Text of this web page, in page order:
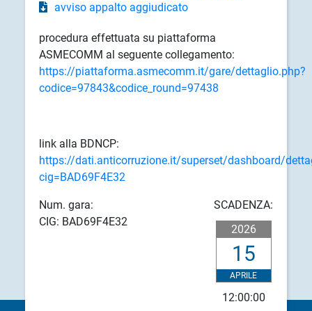
avviso appalto aggiudicato
procedura effettuata su piattaforma
ASMECOMM al seguente collegamento:
https://piattaforma.asmecomm.it/gare/dettaglio.php?
codice=97843&codice_round=97438
link alla BDNCP:
https://dati.anticorruzione.it/superset/dashboard/
cig=BAD69F4E32
Num. gara:
CIG: BAD69F4E32
SCADENZA:
2026
15
APRILE
12:00:00